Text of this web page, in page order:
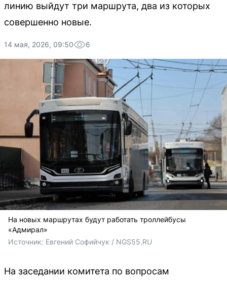
линию выйдут три маршрута, два из которых
совершенно новые.
14 мая, 2026, 09:50 6
На новых маршрутах будут работать троллейбусы
«Адмирал»
Источник: Евгений Софийчук / NGS55.RU
На заседании комитета по вопросам